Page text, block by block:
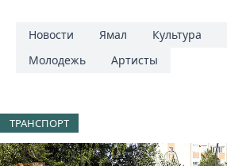
Новости Ямал Культура
Молодежь
Артисты
ТРАНСПОРТ